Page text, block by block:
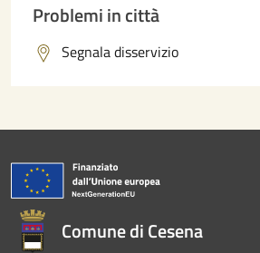
Problemi in città
Segnala disservizio
Comune di Cesena